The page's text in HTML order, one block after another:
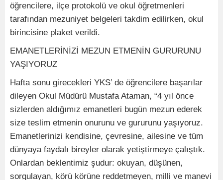
öğrencilere, ilçe protokolü ve okul öğretmenleri
tarafından mezuniyet belgeleri takdim edilirken, okul
birincisine plaket verildi.
EMANETLERİNİZİ MEZUN ETMENİN GURURUNU
YAŞIYORUZ
Hafta sonu girecekleri YKS’ de öğrencilere başarılar
dileyen Okul Müdürü Mustafa Ataman, “4 yıl önce
sizlerden aldığımız emanetleri bugün mezun ederek
size teslim etmenin onurunu ve gururunu yaşıyoruz.
Emanetlerinizi kendisine, çevresine, ailesine ve tüm
dünyaya faydalı bireyler olarak yetiştirmeye çalıştık.
Onlardan beklentimiz şudur: okuyan, düşünen,
sorgulayan, körü körüne reddetmeyen, milli ve manevi